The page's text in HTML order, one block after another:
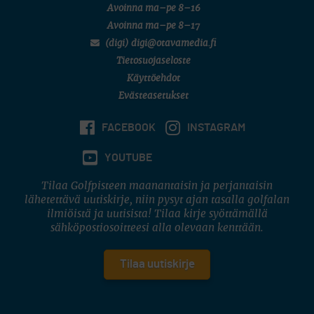
Avoinna ma–pe 8–16
Avoinna ma–pe 8–17
(digi) digi@otavamedia.fi
Tietosuojaseloste
Käyttöehdot
Evästeasetukset
FACEBOOK INSTAGRAM
YOUTUBE
Tilaa Golfpisteen maanantaisin ja perjantaisin
lähetettävä uutiskirje, niin pysyt ajan tasalla golfalan
ilmiöistä ja uutisista! Tilaa kirje syöttämällä
sähköpostiosoitteesi alla olevaan kenttään.
Tilaa uutiskirje